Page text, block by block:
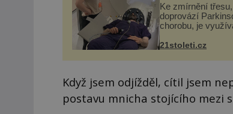
Ke zmírnění
doprovází
chorobu, je
vyžaduje vysoce
vhodný k
21stoleti.cz
Když jsem odjížděl, cítil jsem
postavu mnicha stojícího mezi